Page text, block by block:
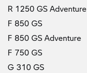
R 1250 GS Adventure
F 850 GS
F 850 GS Adventure
F 750 GS
G 310 GS